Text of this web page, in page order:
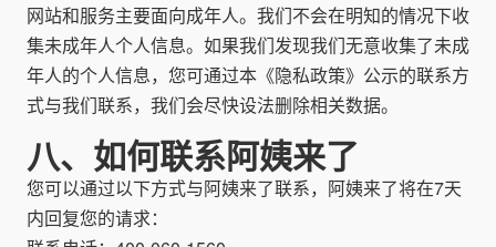
网站和服务主要面向成年人。我们不会在明知的情况下收
集未成年人个人信息。如果我们发现我们无意收集了未成
年人的个人信息，您可通过本《隐私政策》公示的联系方
式与我们联系，我们会尽快设法删除相关数据。
八、如何联系阿姨来了
您可以通过以下方式与阿姨来了联系，阿姨来了将在7天
内回复您的请求：